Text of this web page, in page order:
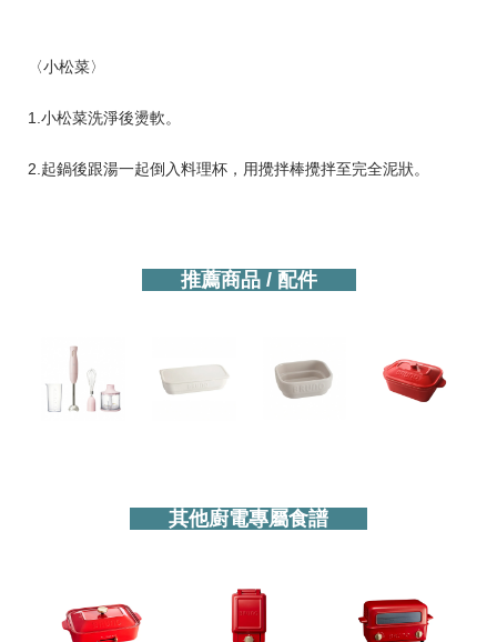
〈小松菜〉
1.小松菜洗淨後燙軟。
2.起鍋後跟湯一起倒入料理杯，用攪拌棒攪拌至完全泥狀。
推薦商品 / 配件
其他廚電專屬食譜